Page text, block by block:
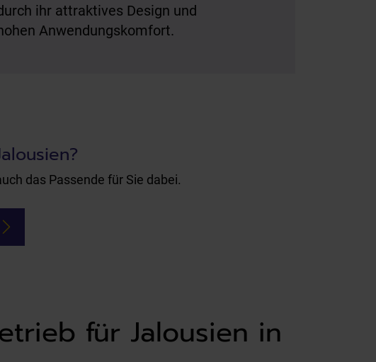
ihr attraktives Design und
Anwendungskomfort.
das Passende für Sie dabei.
für Jalousien in